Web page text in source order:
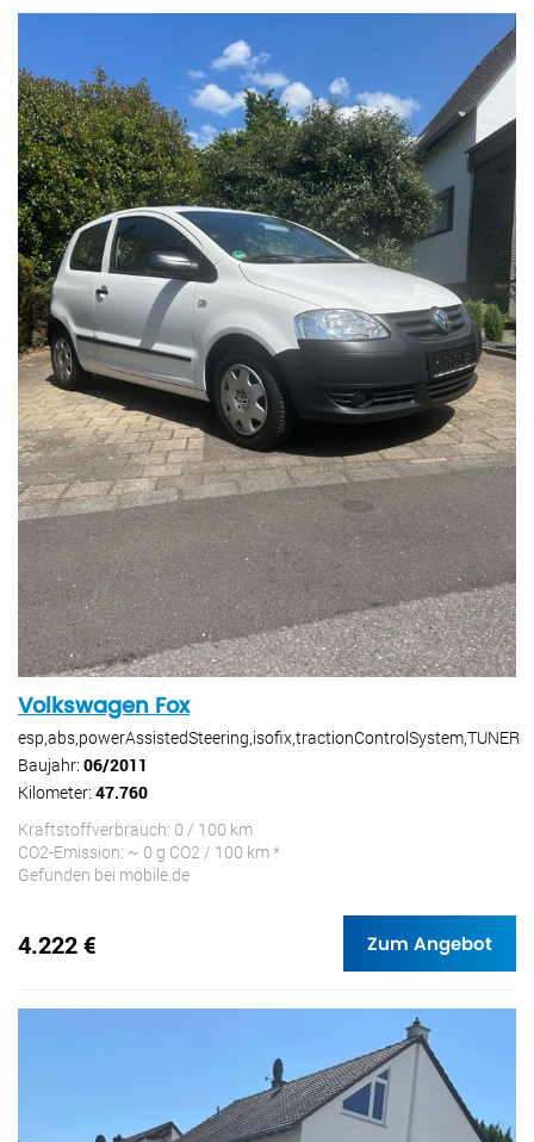
Volkswagen Fox
esp,abs,powerAssistedSteering,isofix,tractionControlSystem,TUNER
Baujahr: 06/2011
Kilometer: 47.760
Kraftstoffverbrauch: 0 / 100 km
CO2-Emission: ~ 0 g CO2 / 100 km *
Gefunden bei mobile.de
4.222 € Zum Angebot